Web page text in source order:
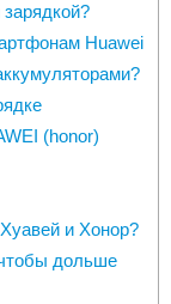
Huawei
(honor)
и Хонор?
дольше